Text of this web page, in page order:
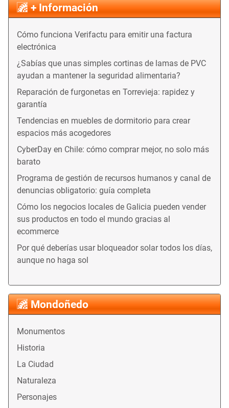
Mondoñedo
Monumentos
Historia
La Ciudad
Naturaleza
Personajes
+ Información
Cómo funciona Verifactu para emitir una factura
electrónica
¿Sabías que unas simples cortinas de lamas de PVC
ayudan a mantener la seguridad alimentaria?
Reparación de furgonetas en Torrevieja: rapidez y
garantía
Tendencias en muebles de dormitorio para crear
espacios más acogedores
CyberDay en Chile: cómo comprar mejor, no solo más
barato
Programa de gestión de recursos humanos y canal de
denuncias obligatorio: guía completa
Cómo los negocios locales de Galicia pueden vender
sus productos en todo el mundo gracias al
ecommerce
Por qué deberías usar bloqueador solar todos los días,
aunque no haga sol